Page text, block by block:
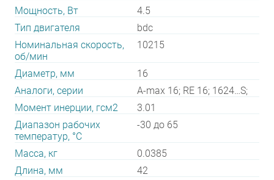
Мощность, Вт
4.5
Тип двигателя
bdc
Номинальная скорость,
об/мин
10215
Диаметр, мм
16
Аналоги, серии
A-max 16; RE 16; 1624…S;
Момент инерции, гсм2
3.01
Диапазон рабочих
температур, °С
-30 до 65
Масса, кг
0.0385
Длина, мм
42